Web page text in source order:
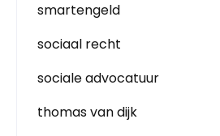
smartengeld
sociaal recht
sociale advocatuur
thomas van dijk